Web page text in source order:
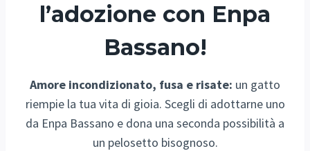
l’adozione con Enpa
Bassano!
Amore incondizionato, fusa e risate: un gatto
riempie la tua vita di gioia. Scegli di adottarne uno
da Enpa Bassano e dona una seconda possibilità a
un pelosetto bisognoso.